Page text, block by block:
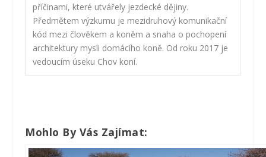
příčinami, které utvářely jezdecké dějiny.
Předmětem výzkumu je mezidruhový komunikační
kód mezi člověkem a koněm a snaha o pochopení
architektury mysli domácího koně. Od roku 2017 je
vedoucím úseku Chov koní.
Mohlo By Vás Zajímat: